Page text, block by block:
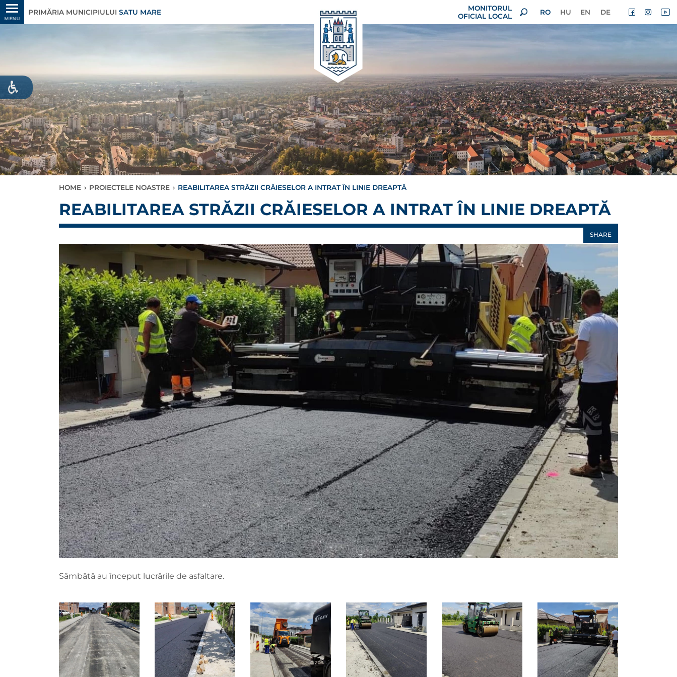
MENU
PRIMĂRIA MUNICIPIULUI SATU MARE
MONITORUL
OFICIAL LOCAL
RO HU EN DE
HOME › PROIECTELE NOASTRE › REABILITAREA STRĂZII CRĂIESELOR A INTRAT ÎN LINIE DREAPTĂ
REABILITAREA STRĂZII CRĂIESELOR A INTRAT ÎN LINIE DREAPTĂ
SHARE
Sâmbătă au început lucrările de asfaltare.